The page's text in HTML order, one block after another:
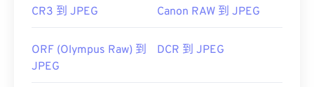
CR3 到 JPEG Canon RAW 到 JPEG
ORF (Olympus Raw) 到
JPEG
DCR 到 JPEG